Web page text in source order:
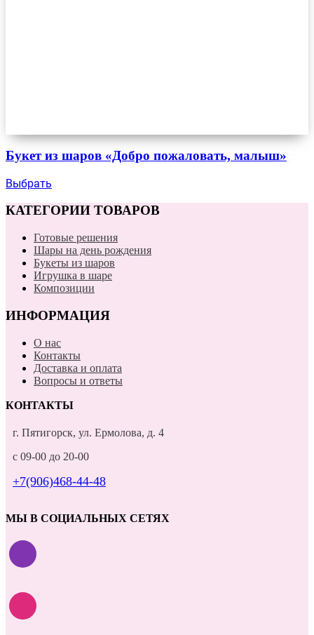
Букет из шаров «Добро пожаловать, малыш»
Выбрать
КАТЕГОРИИ ТОВАРОВ
Готовые решения
Шары на день рождения
Букеты из шаров
Игрушка в шаре
Композиции
ИНФОРМАЦИЯ
О нас
Контакты
Доставка и оплата
Вопросы и ответы
КОНТАКТЫ
г. Пятигорск, ул. Ермолова, д. 4
с 09-00 до 20-00
+7(906)468-44-48
МЫ В СОЦИАЛЬНЫХ СЕТЯХ